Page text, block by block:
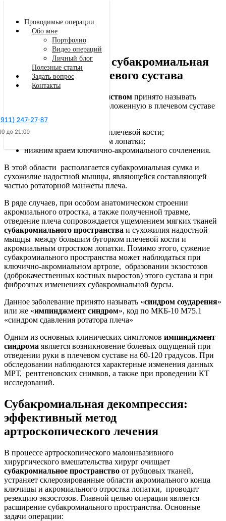
Артроскопическая субакромиальная
декомпрессия плечевого сустава
Субакромиальным пространством принято называть
анатомическую область, расположенную в плечевом суставе
между:
верхним краем головки плечевой кости;
акромиальным отростком лопатки;
нижним краем ключично-акромиального сочленения.
В этой области располагается субакромиальная сумка и
сухожилие надостной мышцы, являющейся составляющей
частью ротаторной манжеты плеча.
В ряде случаев, при особом анатомическом строении
акромиального отростка, а также полученной травме,
отведение плеча сопровождается ущемлением мягких тканей
субакромиального пространства и сухожилия надостной
мыщцы между большим бугорком плечевой кости и
акромиальным отростком лопатки. Помимо этого, сужение
субакромиального пространства может наблюдаться при
ключично-акромиальном артрозе, образовании экзостозов
(доброкачественных костных выростов) этого сустава и при
фиброзных изменениях субакромиальной бурсы.
Данное заболевание принято называть «синдром соударения»
или же «импинджмент синдром», код по МКБ-10 М75.1
«синдром сдавления ротатора плеча»
Одним из основных клинических симптомов импинджмент
синдрома является возникновение болевых ощущений при
отведении руки в плечевом суставе на 60-120 градусов. При
обследовании наблюдаются характерные изменения данных
МРТ, рентгеновских снимков, а также при проведении КТ
исследований.
Субакромиальная декомпрессия:
эффективный метод
артроскопического лечения
В процессе артроскопического малоинвазивного
хирургического вмешательства хирург очищает
субакромиальное пространство от рубцовых тканей,
устраняет склерозированные области акромиального конца
ключицы и акромиального отростка лопатки, проводит
резекцию экзостозов. Главной целью операции является
расширение субакромиального пространства. Основные
задачи операции:
Проводимые операции
Обо мне
Портфолио
Видео операций
Личный блог
Полезные статьи
Задать вопрос
Контакты